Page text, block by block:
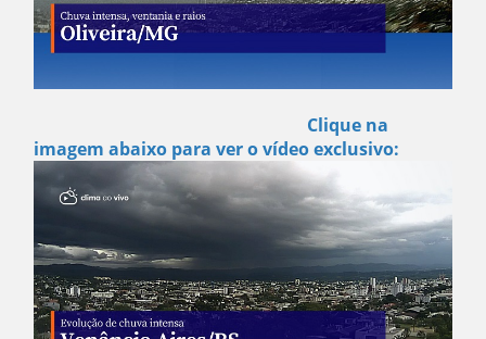
Clique na
imagem abaixo para ver o vídeo exclusivo: